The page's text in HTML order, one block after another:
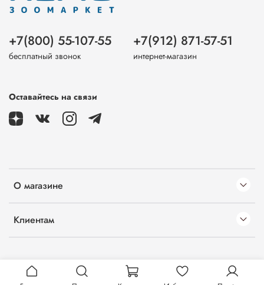
О магазине
Клиентам
+7(800) 55-107-55
бесплатный звонок
+7(912) 871-57-51
интернет-магазин
Оставайтесь на связи